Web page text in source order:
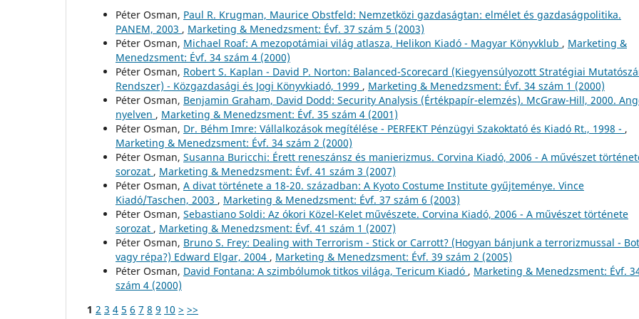
Péter Osman, Paul R. Krugman, Maurice Obstfeld: Nemzetközi gazdaságtan: elmélet és gazdaságpolitika.
PANEM, 2003 , Marketing & Menedzsment: Évf. 37 szám 5 (2003)
Péter Osman, Michael Roaf: A mezopotámiai világ atlasza, Helikon Kiadó - Magyar Könyvklub , Marketing &
Menedzsment: Évf. 34 szám 4 (2000)
Péter Osman, Robert S. Kaplan - David P. Norton: Balanced-Scorecard (Kiegyensúlyozott Stratégiai
Rendszer) - Közgazdasági és Jogi Könyvkiadó, 1999 , Marketing & Menedzsment: Évf. 34 szám 1 (2000)
Péter Osman, Benjamin Graham, David Dodd: Security Analysis (Értékpapír-elemzés). McGraw-Hill, 2000.
nyelven , Marketing & Menedzsment: Évf. 35 szám 4 (2001)
Péter Osman, Dr. Béhm Imre: Vállalkozások megítélése - PERFEKT Pénzügyi Szakoktató és Kiadó Rt., 1998 - ,
Marketing & Menedzsment: Évf. 34 szám 2 (2000)
Péter Osman, Susanna Buricchi: Érett reneszánsz és manierizmus. Corvina Kiadó, 2006 - A művészet
sorozat , Marketing & Menedzsment: Évf. 41 szám 3 (2007)
Péter Osman, A divat története a 18-20. században: A Kyoto Costume Institute gyűjteménye. Vince
Kiadó/Taschen, 2003 , Marketing & Menedzsment: Évf. 37 szám 6 (2003)
Péter Osman, Sebastiano Soldi: Az ókori Közel-Kelet művészete. Corvina Kiadó, 2006 - A művészet története
sorozat , Marketing & Menedzsment: Évf. 41 szám 1 (2007)
Péter Osman, Bruno S. Frey: Dealing with Terrorism - Stick or Carrott? (Hogyan bánjunk a terrorizmussal - Bot
vagy répa?) Edward Elgar, 2004 , Marketing & Menedzsment: Évf. 39 szám 2 (2005)
Péter Osman, David Fontana: A szimbólumok titkos világa, Tericum Kiadó , Marketing & Menedzsment: Évf.
szám 4 (2000)
1 2 3 4 5 6 7 8 9 10 > >>